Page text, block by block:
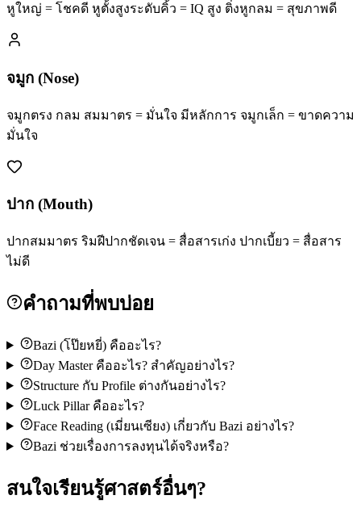
หูใหญ่ = โชคดี หูตั้งสูงระดับคิ้ว = IQ สูง ติ่งหูกลม = สุขภาพดี
จมูก (Nose)
จมูกตรง กลม สมมาตร = มั่นใจ มีหลักการ จมูกเล็ก = ขาดความ
มั่นใจ
ปาก (Mouth)
ปากสมมาตร ริมฝีปากชัดเจน = สื่อสารเก่ง ปากเบี้ยว = สื่อสาร
ไม่ดี
คำถามที่พบบ่อย
Bazi (โป๊ยหยี่) คืออะไร?
Day Master คืออะไร? สำคัญอย่างไร?
Structure กับ Profile ต่างกันอย่างไร?
Luck Pillar คืออะไร?
Face Reading (เมี่ยนเซียง) เกี่ยวกับ Bazi อย่างไร?
Bazi ช่วยเรื่องการลงทุนได้จริงหรือ?
สนใจเรียนรู้ศาสตร์อื่นๆ?